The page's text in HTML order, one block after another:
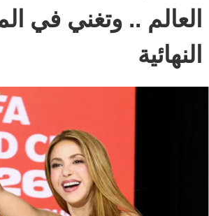
العالم .. وتغني في
النهائية